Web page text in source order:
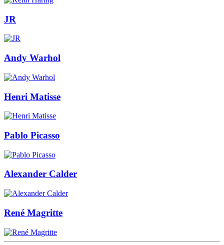
JR
Andy Warhol
Henri Matisse
Pablo Picasso
Alexander Calder
René Magritte